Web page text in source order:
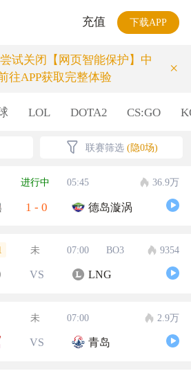
充值 下载APP
试关闭【网页智能保护】中
往APP获取完整体验
×
LOL DOTA2 CS:GO
联赛筛选 (隐0场)
进行中 05:45 36.9万
1 - 0 德岛漩涡
未 07:00 BO3 9354
VS LNG
未 07:00 2.9万
VS 青岛